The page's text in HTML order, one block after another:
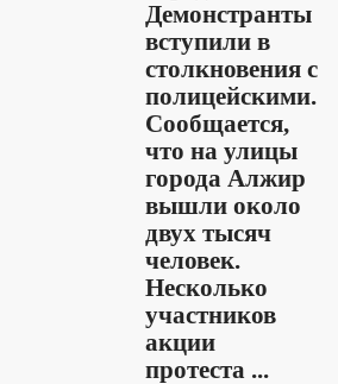
Демонстранты
вступили в
столкновения с
полицейскими.
Сообщается,
что на улицы
города Алжир
вышли около
двух тысяч
человек.
Несколько
участников
акции
протеста ...